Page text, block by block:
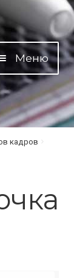
Меню
кадров